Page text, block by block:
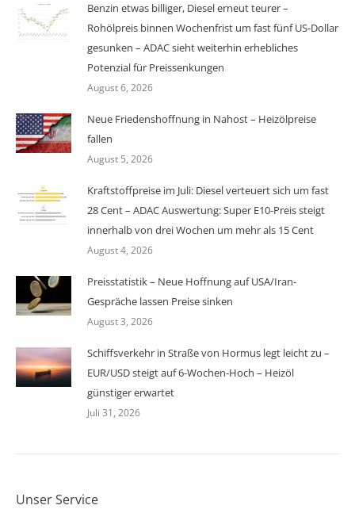
Benzin etwas billiger, Diesel erneut teurer –
Rohölpreis binnen Wochenfrist um fast fünf US-Dollar
gesunken – ADAC sieht weiterhin erhebliches
Potenzial für Preissenkungen
August 6, 2026
Neue Friedenshoffnung in Nahost – Heizölpreise
fallen
August 5, 2026
Kraftstoffpreise im Juli: Diesel verteuert sich um fast
28 Cent – ADAC Auswertung: Super E10-Preis steigt
innerhalb von drei Wochen um mehr als 15 Cent
August 4, 2026
Preisstatistik – Neue Hoffnung auf USA/Iran-
Gespräche lassen Preise sinken
August 3, 2026
Schiffsverkehr in Straße von Hormus legt leicht zu –
EUR/USD steigt auf 6-Wochen-Hoch – Heizöl
günstiger erwartet
Juli 31, 2026
Unser Service